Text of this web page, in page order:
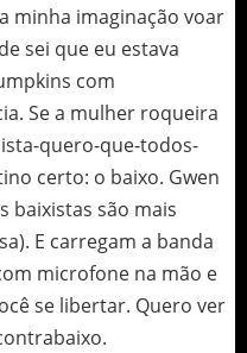
minha imaginação voar
sei que eu estava
com
Se a mulher roqueira
quero-que-todos-
certo: o baixo. Gwen
baixistas são mais
E carregam a banda
microfone na mão e
se libertar. Quero ver